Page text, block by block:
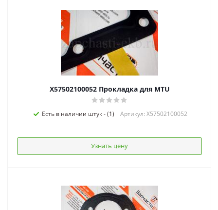
X57502100052 Прокладка для MTU
Есть в наличии штук - (1) Артикул: X57502100052
Узнать цену